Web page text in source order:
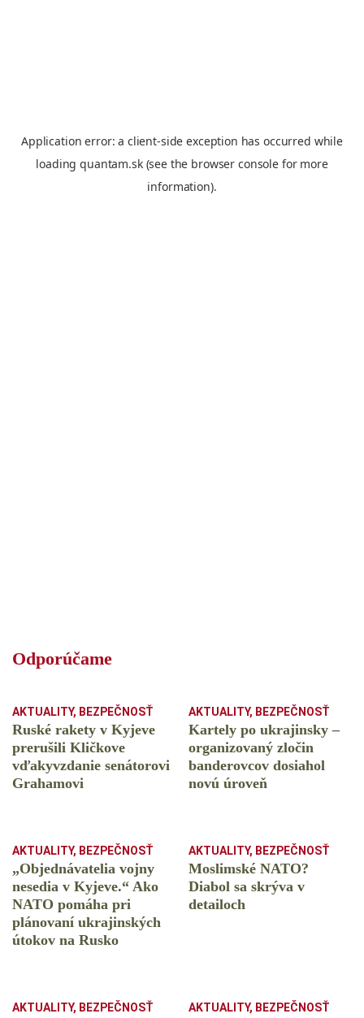
Odporúčame
AKTUALITY, BEZPEČNOSŤ
Ruské rakety v Kyjeve
prerušili Kličkove
vďakyvzdanie senátorovi
Grahamovi
AKTUALITY, BEZPEČNOSŤ
Kartely po ukrajinsky –
organizovaný zločin
banderovcov dosiahol
novú úroveň
AKTUALITY, BEZPEČNOSŤ
„Objednávatelia vojny
nesedia v Kyjeve.“ Ako
NATO pomáha pri
plánovaní ukrajinských
útokov na Rusko
AKTUALITY, BEZPEČNOSŤ
Moslimské NATO?
Diabol sa skrýva v
detailoch
AKTUALITY, BEZPEČNOSŤ AKTUALITY, BEZPEČNOSŤ